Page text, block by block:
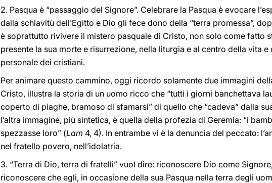
2. Pasqua è “passaggio del Signore”. Celebrare la Pasqua è evocare
dalla schiavitù dell’Egitto e Dio gli fece dono della “terra promessa”,
è soprattutto rivivere il mistero pasquale di Cristo, non solo come fatto
presente la sua morte e risurrezione, nella liturgia e al centro della vita
personale dei cristiani.
Per animare questo cammino, oggi ricordo solamente due immagini
Cristo, illustra la storia di un uomo ricco che “tutti i giorni banchettava
coperto di piaghe, bramoso di sfamarsi” di quello che “cadeva” dalla
l’altra immagine, più sintetica, è quella della profezia di Geremia: “i
spezzasse loro” (Lam 4, 4). In entrambe vi è la denuncia del peccato:
nel fratello povero, nell’idolatria.
3. “Terra di Dio, terra di fratelli” vuol dire: riconoscere Dio come
riconoscere che egli, in occasione della sua Pasqua nella terra degli